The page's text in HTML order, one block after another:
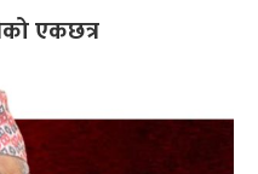
एकछत्र